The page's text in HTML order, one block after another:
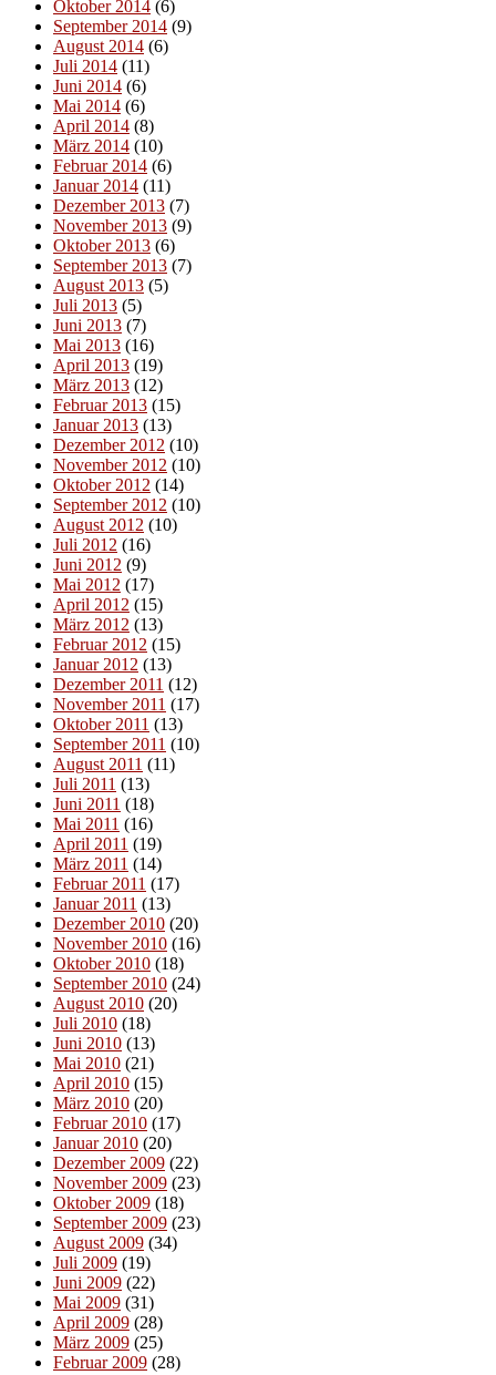
Oktober 2014 (6)
September 2014 (9)
August 2014 (6)
Juli 2014 (11)
Juni 2014 (6)
Mai 2014 (6)
April 2014 (8)
März 2014 (10)
Februar 2014 (6)
Januar 2014 (11)
Dezember 2013 (7)
November 2013 (9)
Oktober 2013 (6)
September 2013 (7)
August 2013 (5)
Juli 2013 (5)
Juni 2013 (7)
Mai 2013 (16)
April 2013 (19)
März 2013 (12)
Februar 2013 (15)
Januar 2013 (13)
Dezember 2012 (10)
November 2012 (10)
Oktober 2012 (14)
September 2012 (10)
August 2012 (10)
Juli 2012 (16)
Juni 2012 (9)
Mai 2012 (17)
April 2012 (15)
März 2012 (13)
Februar 2012 (15)
Januar 2012 (13)
Dezember 2011 (12)
November 2011 (17)
Oktober 2011 (13)
September 2011 (10)
August 2011 (11)
Juli 2011 (13)
Juni 2011 (18)
Mai 2011 (16)
April 2011 (19)
März 2011 (14)
Februar 2011 (17)
Januar 2011 (13)
Dezember 2010 (20)
November 2010 (16)
Oktober 2010 (18)
September 2010 (24)
August 2010 (20)
Juli 2010 (18)
Juni 2010 (13)
Mai 2010 (21)
April 2010 (15)
März 2010 (20)
Februar 2010 (17)
Januar 2010 (20)
Dezember 2009 (22)
November 2009 (23)
Oktober 2009 (18)
September 2009 (23)
August 2009 (34)
Juli 2009 (19)
Juni 2009 (22)
Mai 2009 (31)
April 2009 (28)
März 2009 (25)
Februar 2009 (28)